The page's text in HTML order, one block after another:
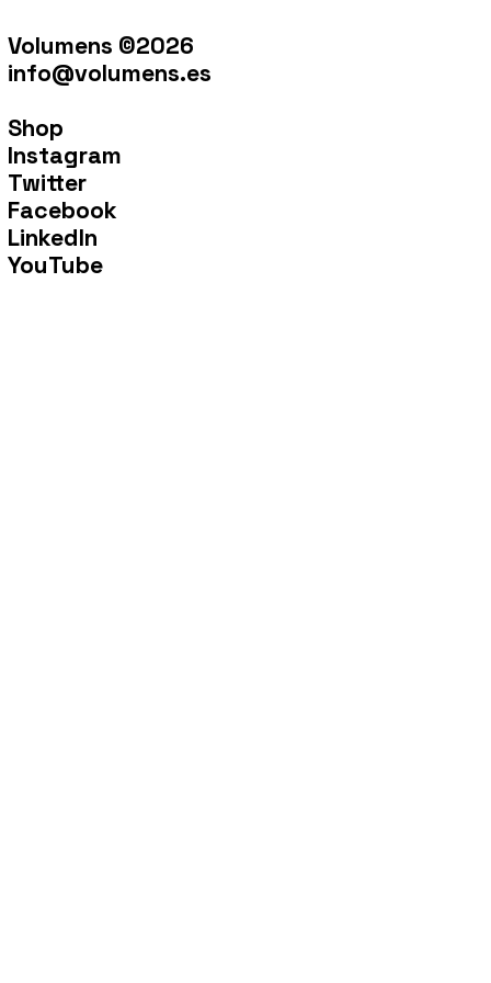
Volumens ©2026
info@volumens.es
Shop
Instagram
Twitter
Facebook
LinkedIn
YouTube